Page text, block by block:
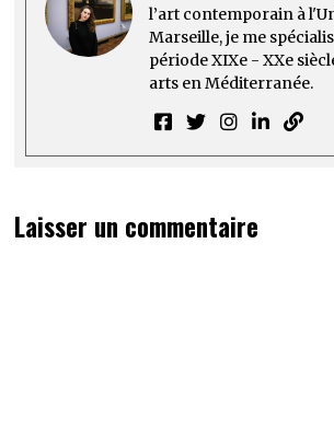
l’art contemporain à
Marseille, je me
période XIXe - XXe
arts en Méditerranée.
Laisser un commentaire